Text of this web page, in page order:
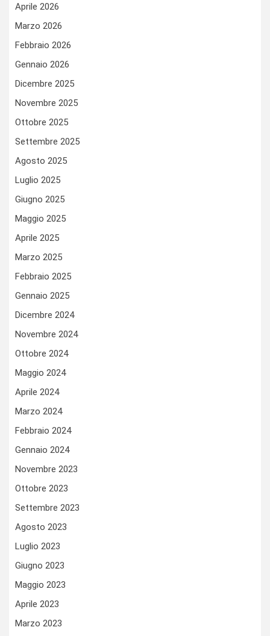
Aprile 2026
Marzo 2026
Febbraio 2026
Gennaio 2026
Dicembre 2025
Novembre 2025
Ottobre 2025
Settembre 2025
Agosto 2025
Luglio 2025
Giugno 2025
Maggio 2025
Aprile 2025
Marzo 2025
Febbraio 2025
Gennaio 2025
Dicembre 2024
Novembre 2024
Ottobre 2024
Maggio 2024
Aprile 2024
Marzo 2024
Febbraio 2024
Gennaio 2024
Novembre 2023
Ottobre 2023
Settembre 2023
Agosto 2023
Luglio 2023
Giugno 2023
Maggio 2023
Aprile 2023
Marzo 2023